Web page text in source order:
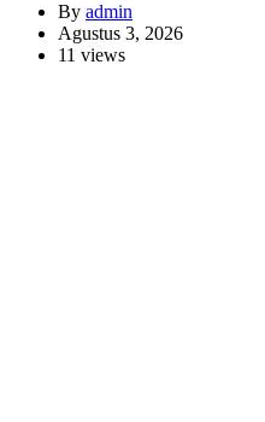
By admin
Agustus 3, 2026
11 views